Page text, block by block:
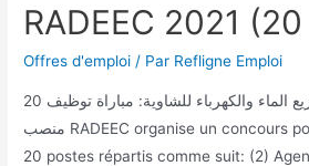
RADEEC 2021
Offres d'emploi / Par Refligne Emploi
الوكالة المستقلة لتوزيع الماء والكهرباء للشاوية: مباراة توظيف 20
منصب RADEEC organise un concours pour le recrutement de
20 postes répartis comme suit: (2)